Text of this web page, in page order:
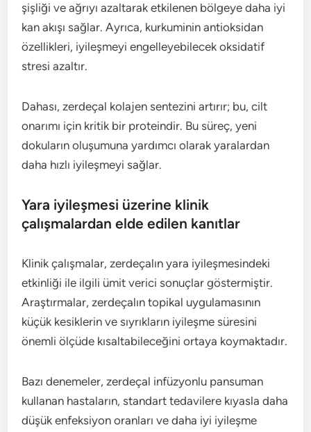
şişliği ve ağrıyı azaltarak etkilenen bölgeye daha iyi
kan akışı sağlar. Ayrıca, kurkuminin antioksidan
özellikleri, iyileşmeyi engelleyebilecek oksidatif
stresi azaltır.
Dahası, zerdeçal kolajen sentezini artırır; bu, cilt
onarımı için kritik bir proteindir. Bu süreç, yeni
dokuların oluşumuna yardımcı olarak yaralardan
daha hızlı iyileşmeyi sağlar.
Yara iyileşmesi üzerine klinik
çalışmalardan elde edilen kanıtlar
Klinik çalışmalar, zerdeçalın yara iyileşmesindeki
etkinliği ile ilgili ümit verici sonuçlar göstermiştir.
Araştırmalar, zerdeçalın topikal uygulamasının
küçük kesiklerin ve sıyrıkların iyileşme süresini
önemli ölçüde kısaltabileceğini ortaya koymaktadır.
Bazı denemeler, zerdeçal infüzyonlu pansuman
kullanan hastaların, standart tedavilere kıyasla daha
düşük enfeksiyon oranları ve daha iyi iyileşme